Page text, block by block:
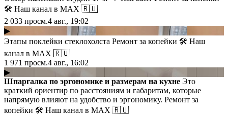
🛠 Наш канал в МАХ 🇷🇺
2 033 просм.4 авг., 19:02
▶
Этапы поклейки стеклохолста Ремонт за копейки 🛠 Наш
канал в МАХ 🇷🇺
1 971 просм.4 авг., 16:02
▶
Шпаргалка по эргономике и размерам на кухне Это
краткий ориентир по расстояниям и габаритам, которые
напрямую влияют на удобство и эргономику. Ремонт за
копейки 🛠 Наш канал в МАХ 🇷🇺